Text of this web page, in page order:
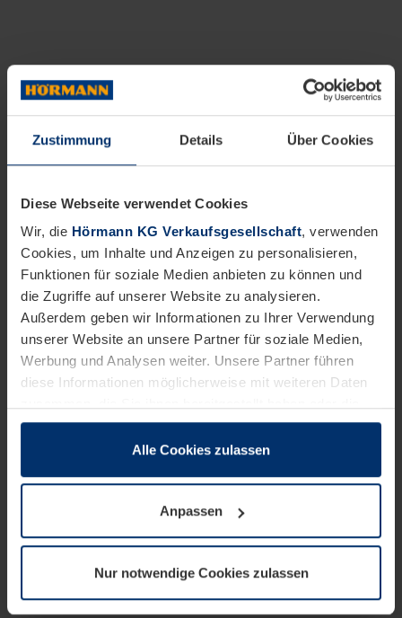
Zustimmung Details Über Cookies
Diese Webseite verwendet Cookies
Wir, die Hörmann KG Verkaufsgesellschaft, verwenden
Cookies, um Inhalte und Anzeigen zu personalisieren,
Funktionen für soziale Medien anbieten zu können und
die Zugriffe auf unserer Website zu analysieren.
Außerdem geben wir Informationen zu Ihrer Verwendung
unserer Website an unsere Partner für soziale Medien,
Werbung und Analysen weiter. Unsere Partner führen
diese Informationen möglicherweise mit weiteren Daten
sie im Rahmen Ihrer Nutzung der Dienste gesammelt
wenn diese für den Betrieb dieser Seite unbedingt
notwendig sind. Für alle anderen Cookie-Typen benötigen
wir Ihre Erlaubnis. Ihre Einwilligung können Sie jederzeit
Datenschutzerklärungunserer Website ändern oder
widerrufen.
Alle Cookies zulassen
Anpassen
Nur notwendige Cookies zulassen